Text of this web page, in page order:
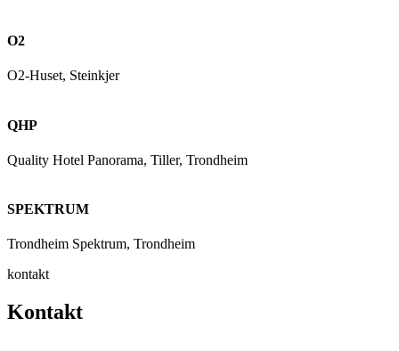
O2
O2-Huset, Steinkjer
QHP
Quality Hotel Panorama, Tiller, Trondheim
SPEKTRUM
Trondheim Spektrum, Trondheim
kontakt
Kontakt